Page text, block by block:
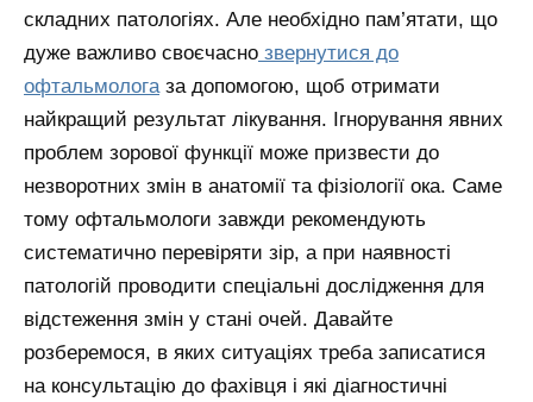
складних патологіях. Але необхідно пам’ятати, що
дуже важливо своєчасно звернутися до
офтальмологаза допомогою, щоб отримати
найкращий результат лікування. Ігнорування явних
проблем зорової функції може призвести до
незворотних змін в анатомії та фізіології ока. Саме
тому офтальмологи завжди рекомендують
систематично перевіряти зір, а при наявності
патологій проводити спеціальні дослідження для
відстеження змін у стані очей. Давайте
розберемося, в яких ситуаціях треба записатися
на консультацію до фахівця і які діагностичні